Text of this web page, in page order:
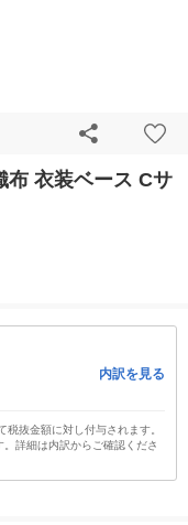
布 衣装ベース Cサ
内訳を見る
抜金額に対し付与されます。
詳細は内訳からご確認くださ